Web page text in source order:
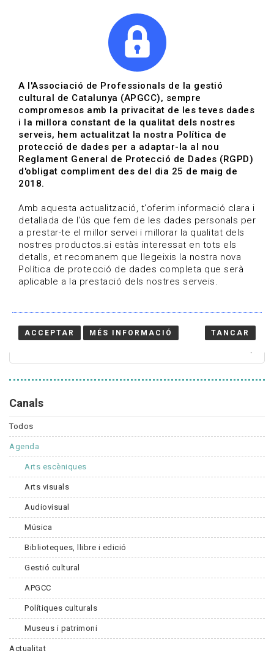
Actualitza't
Vols estar al dia?
HOME / BLOG
Estigues al dia
Convocatòries, activitats i notícies del sector de la
cultura.
Canals
Todos
Agenda
Arts escèniques
Arts visuals
Audiovisual
Música
Biblioteques, llibre i edició
Gestió cultural
APGCC
Polítiques culturals
Museus i patrimoni
Actualitat
A l'Associació de Professionals de la gestió
cultural de Catalunya (APGCC), sempre
compromesos amb la privacitat de les teves dades
i la millora constant de la qualitat dels nostres
serveis, hem actualitzat la nostra Política de
protecció de dades per a adaptar-la al nou
Reglament General de Protecció de Dades (RGPD)
d'obligat compliment des del dia 25 de maig de
2018.
Amb aquesta actualització, t'oferim informació clara i
detallada de l'ús que fem de les dades personals per
a prestar-te el millor servei i millorar la qualitat dels
nostres productos.si estàs interessat en tots els
detalls, et recomanem que llegeixis la nostra nova
Política de protecció de dades completa que serà
aplicable a la prestació dels nostres serveis.
ACCEPTAR MÉS INFORMACIÓ TANCAR